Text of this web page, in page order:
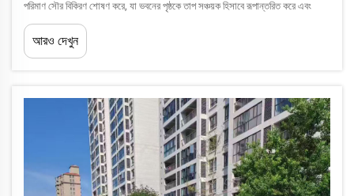
পরিমাণ সৌর বিকিরণ শোষণ করে, যা ভবনের পৃষ্ঠকে তাপ সঞ্চয়ক হিসাবে রূপান্তরিত করে এবং
অভ্যন্তরীণ তাপমাত্রা বৃদ্ধি করে এবং বাতাস শীতলীকরণ ব্যবস্থাগুলিকে...
আরও দেখুন